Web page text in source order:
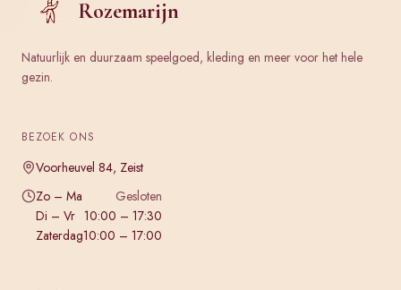
Rozemarijn
Natuurlijk en duurzaam speelgoed, kleding en meer voor het hele
gezin.
BEZOEK ONS
Voorheuvel 84, Zeist
Zo – Ma
Gesloten
Di – Vr 10:00 – 17:30
Zaterdag10:00 – 17:00